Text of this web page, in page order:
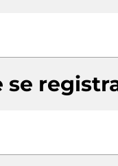
se